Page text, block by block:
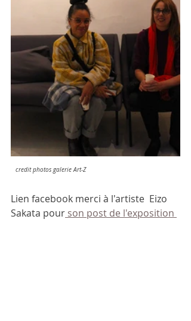
credit photos galerie Art-Z
Lien facebook merci à l'artiste  Eizo
Sakata pour son post de l'exposition